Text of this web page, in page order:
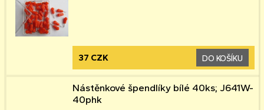
37 CZK DO KOŠÍKU
Nástěnkové špendlíky bílé 40ks; J641W-
40phk